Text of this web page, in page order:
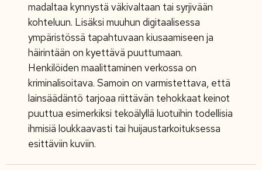
madaltaa kynnystä väkivaltaan tai syrjivään
kohteluun. Lisäksi muuhun digitaalisessa
ympäristössä tapahtuvaan kiusaamiseen ja
häirintään on kyettävä puuttumaan.
Henkilöiden maalittaminen verkossa on
kriminalisoitava. Samoin on varmistettava, että
lainsäädäntö tarjoaa riittävän tehokkaat keinot
puuttua esimerkiksi tekoälyllä luotuihin todellisia
ihmisiä loukkaavasti tai huijaustarkoituksessa
esittäviin kuviin.